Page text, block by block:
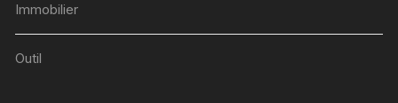
Immobilier
Outil